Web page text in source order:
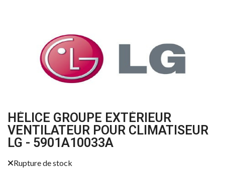
HÉLICE GROUPE EXTÉRIEUR
VENTILATEUR POUR CLIMATISEUR
LG - 5901A10033A
Rupture de stock